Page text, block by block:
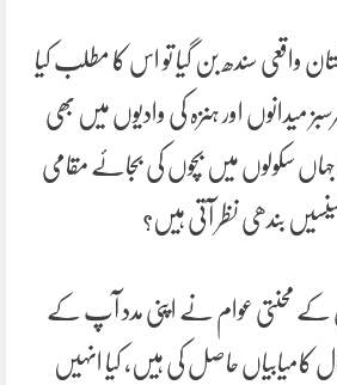
واقعی سندھ بن گیا تو اس کا مطلب کیا
میدانوں اور ہنزہ کی وادیوں میں بھی
جہاں سکولوں میں بچوں کی بجائے مقامی
بندھی نظر آتی ہیں؟
کے محنتی عوام نے اپنی مدد آپ کے
کامیابیاں حاصل کی ہیں، کیا انہیں